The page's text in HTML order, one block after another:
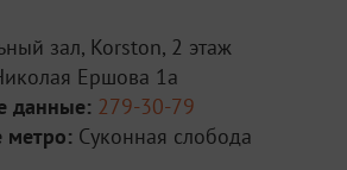
зал, Korston, 2 этаж
Ершова 1а
данные: 279-30-79
метро: Суконная слобода